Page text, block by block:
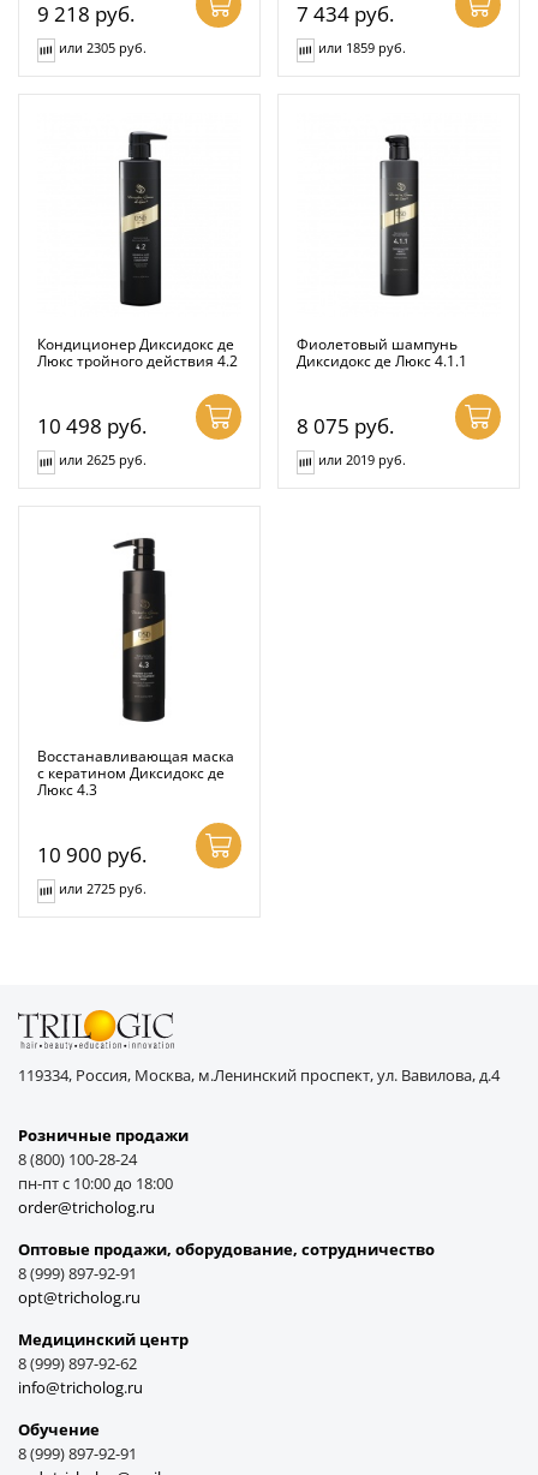
9 218 руб.
или 2305 руб.
7 434 руб.
или 1859 руб.
Кондиционер Диксидокс де
Люкс тройного действия 4.2
10 498 руб.
или 2625 руб.
Фиолетовый шампунь
Диксидокс де Люкс 4.1.1
8 075 руб.
или 2019 руб.
Восстанавливающая маска
с кератином Диксидокс де
Люкс 4.3
10 900 руб.
или 2725 руб.
119334, Россия, Москва, м.Ленинский проспект, ул. Вавилова, д.4
Розничные продажи
8 (800) 100-28-24
пн-пт с 10:00 до 18:00
order@tricholog.ru
Оптовые продажи, оборудование, cотрудничество
8 (999) 897-92-91
opt@tricholog.ru
Медицинский центр
8 (999) 897-92-62
info@tricholog.ru
Обучение
8 (999) 897-92-91